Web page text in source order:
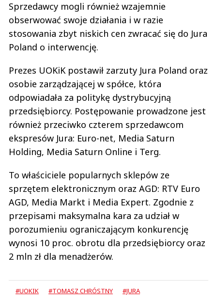
Sprzedawcy mogli również wzajemnie
obserwować swoje działania i w razie
stosowania zbyt niskich cen zwracać się do Jura
Poland o interwencję.
Prezes UOKiK postawił zarzuty Jura Poland oraz
osobie zarządzającej w spółce, która
odpowiadała za politykę dystrybucyjną
przedsiębiorcy. Postępowanie prowadzone jest
również przeciwko czterem sprzedawcom
ekspresów Jura: Euro-net, Media Saturn
Holding, Media Saturn Online i Terg.
To właściciele popularnych sklepów ze
sprzętem elektronicznym oraz AGD: RTV Euro
AGD, Media Markt i Media Expert. Zgodnie z
przepisami maksymalna kara za udział w
porozumieniu ograniczającym konkurencję
wynosi 10 proc. obrotu dla przedsiębiorcy oraz
2 mln zł dla menadżerów.
#UOKIK #TOMASZ CHRÓSTNY #JURA